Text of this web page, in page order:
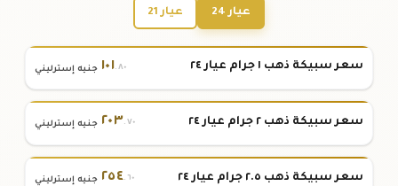
عيار 24 عيار 21
سعر سبيكة ذهب ١ جرام عيار ٢٤ ١٠١.٨٠ جنيه إسترليني
سعر سبيكة ذهب ٢ جرام عيار ٢٤ ٢٠٣.٧٠ جنيه إسترليني
سعر سبيكة ذهب ٢.٥ جرام عيار ٢٤ ٢٥٤.٦٠ جنيه إسترليني